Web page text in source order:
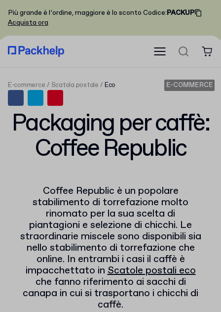
Più grande è l’ordine, maggiore è lo sconto Codice:PACKUP
Acquista ora
Packaging per caffè:
Coffee Republic
E-commerce Scatola postale Eco E-COMMERCE
Coffee Republic è un popolare
stabilimento di torrefazione molto
rinomato per la sua scelta di
piantagioni e selezione di chicchi. Le
straordinarie miscele sono disponibili sia
nello stabilimento di torrefazione che
online. In entrambi i casi il caffè è
impacchettato inScatole postali eco
che fanno riferimento ai sacchi di
canapa in cui si trasportano i chicchi di
caffè.